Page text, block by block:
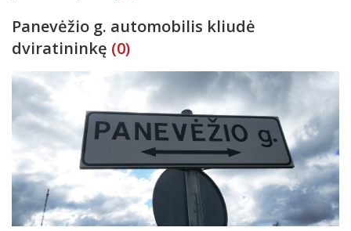
Panevėžio g. automobilis kliudė
dviratininkę (0)